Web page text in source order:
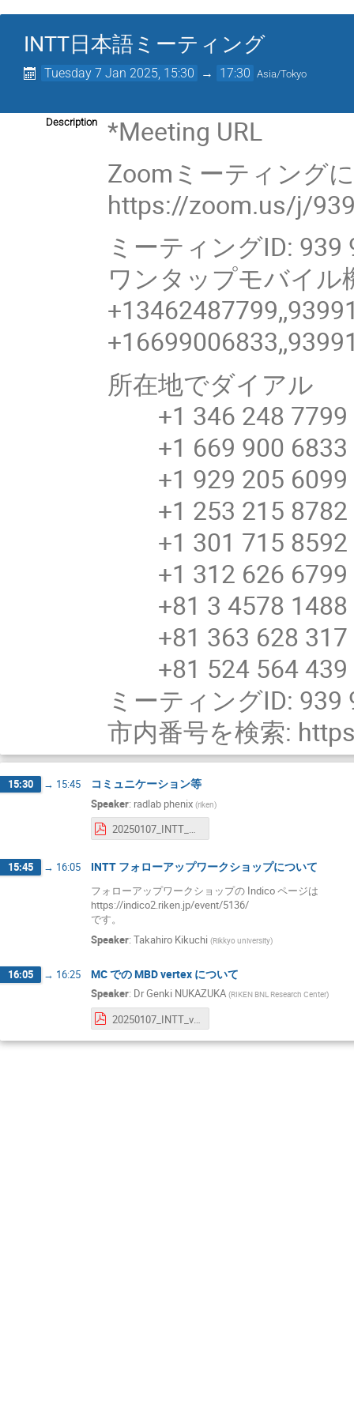
INTT日本語ミーティング
Tuesday 7 Jan 2025, 15:30 → 17:30 Asia/Tokyo
Description
*Meeting URL
Zoomミーティング
https://zoom.us/j/
ミーティングID: 939
ワンタップモバイル
所在地でダイアル
+1 346 248 7799
+1 669 900 6833
+1 929 205 6099
+1 253 215 8782
+1 301 715 8592
+1 312 626 6799
+81 3 4578 1488
+81 363 628 317
+81 524 564 439
ミーティングID: 939
市内番号を検索:
15:30 → 15:45 コミュニケーション等
Speaker: radlab phenix (riken)
20250107_INTT_JP_meeting.pdf
15:45 → 16:05 INTT フォローアップワークショップについて
フォローアップワークショップの Indico ページは
https://indico2.riken.jp/event/5136/
です。
Speaker: Takahiro Kikuchi (Rikkyo university)
16:05 → 16:25 MC での MBD vertex について
Speaker: DrGenki NUKAZUKA (RIKEN BNL Research Center)
20250107_INTT_vertex_finder_eratta.pdf